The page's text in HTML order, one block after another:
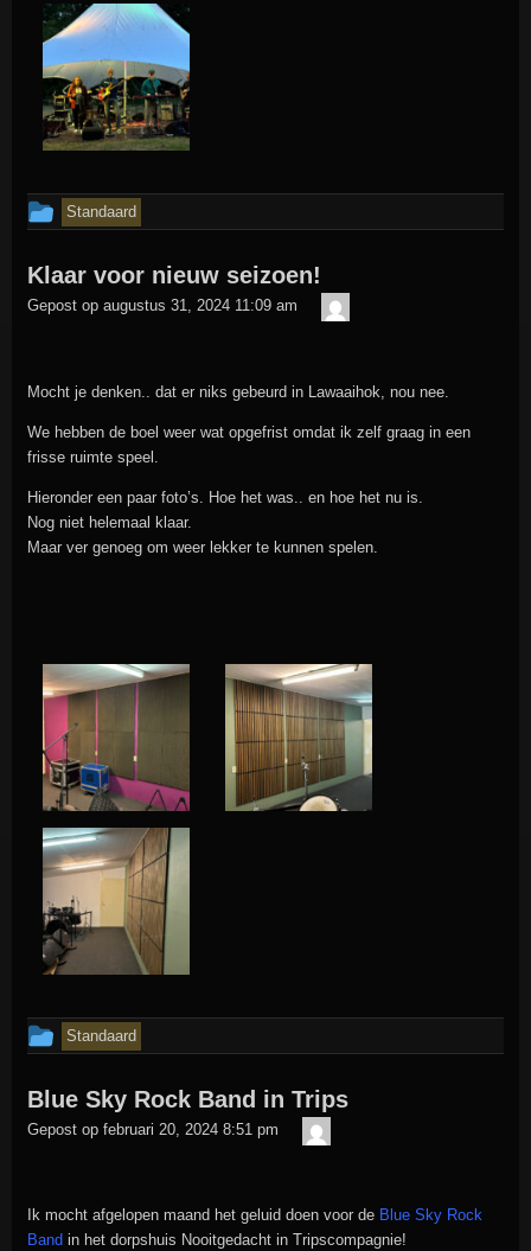
Dit
is
geplaatst
Standaard
Klaar voor nieuw seizoen!
Gepost op augustus 31, 2024 11:09 am
Mocht je denken.. dat er niks gebeurd in Lawaaihok, nou nee.
We hebben de boel weer wat opgefrist omdat ik zelf graag in een
frisse ruimte speel.
Hieronder een paar foto’s. Hoe het was.. en hoe het nu is.
Nog niet helemaal klaar.
Maar ver genoeg om weer lekker te kunnen spelen.
Dit
is
geplaatst
Standaard
Blue Sky Rock Band in Trips
Gepost op februari 20, 2024 8:51 pm
Ik mocht afgelopen maand het geluid doen voor de Blue Sky Rock
Band in het dorpshuis Nooitgedacht in Tripscompagnie!